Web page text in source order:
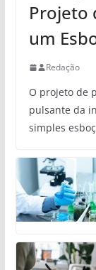
Projeto
um
Redação
O projeto de
pulsante da
simples